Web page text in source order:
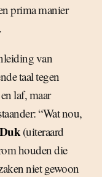
prima manier
van
taal tegen
laf, maar
“Wat nou,
(uiteraard
houden die
niet gewoon